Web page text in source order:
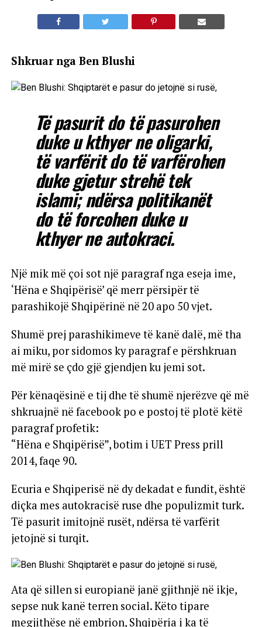
Shkruar nga Ben Blushi
Të pasurit do të pasurohen
duke u kthyer ne oligarki,
të varfërit do të varfërohen
duke gjetur strehë tek
islami; ndërsa politikanët
do të forcohen duke u
kthyer ne autokraci.
Një mik më çoi sot një paragraf nga eseja ime,
‘Hëna e Shqipërisë’ që merr përsipër të
parashikojë Shqipërinë në 20 apo 50 vjet.
Shumë prej parashikimeve të kanë dalë, më tha
ai miku, por sidomos ky paragraf e përshkruan
më mirë se çdo gjë gjendjen ku jemi sot.
Për kënaqësinë e tij dhe të shumë njerëzve që më
shkruajnë në facebook po e postoj të plotë këtë
paragraf profetik:
“Hëna e Shqipërisë”, botim i UET Press prill
2014, faqe 90.
Ecuria e Shqiperisë në dy dekadat e fundit, është
diçka mes autokracisë ruse dhe populizmit turk.
Të pasurit imitojnë rusët, ndërsa të varfërit
jetojnë si turqit.
Ata që sillen si europianë janë gjithnjë në ikje,
sepse nuk kanë terren social. Këto tipare
megjithëse në embrion, Shqipëria i ka të